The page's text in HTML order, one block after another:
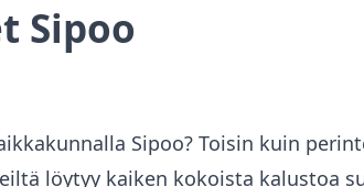
Sipoo
Sipoo? Toisin kuin
löytyy kaiken kokoista kalustoa